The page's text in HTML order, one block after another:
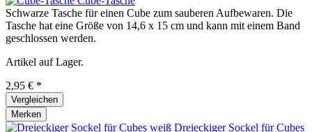
Schwarze Tasche für einen Cube zum sauberen Aufbewaren. Die
Tasche hat eine Größe von 14,6 x 15 cm und kann mit einem Band
geschlossen werden.
Artikel auf Lager.
2,95 € *
Vergleichen
Merken
Dreieckiger Sockel für Cubes